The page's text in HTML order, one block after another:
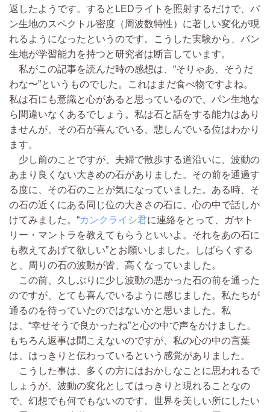
返したようです。するとLEDライトを照射するだけで、パ
ン生地のスペクトル密度（周波数特性）に著しい変化が現
れるようになったというのです。こうした実験から、パン
生地が学習能力を持つと研究者は断言しています。
私がこの記事を読んだ時の感想は、“そりゃあ、そうだ
わな〜”というものでした。これはまだ食べ物ですよね。
私は石にも意識と心があると思っているので、パン生地な
ら間違いなくあるでしょう。私は石と話をする能力はあり
ませんが、その石が喜んでいる、悲しんでいる位はわかり
ます。
少し前のことですが、夫婦で散歩する道沿いに、波動の
あまり良くない大きめの石がありました。その前を通過す
る度に、その石のことが気になっていました。ある時、そ
の石の近くにある同じ位の大きさの石に、心の中で話しか
けてみました。“カンクライシ君に連絡をとって、ガヤト
リー・マントラを教えてもらうといいよ。それをあの石に
も教えてあげて欲しい”とお願いしました。しばらくする
と、周りの石の波動が皆、高くなっていました。
この前、久しぶりに少し波動の悪かった石の前を通った
のですが、とても喜んでいるように感じました。私たちが
通るのを待っていたのではないかと思いました。私
は、“幸せそうで良かったね”と心の中で声をかけました。
もちろん返事は聞こえないのですが、私の心の中の言葉
は、はっきりと伝わっているという感覚がありました。
こうした事は、多くの方にはおかしなことに思われるで
しょうが、波動の変化としてはっきりと現れることなの
で、幻想でも何でもないのです。世界を美しい所にしたい